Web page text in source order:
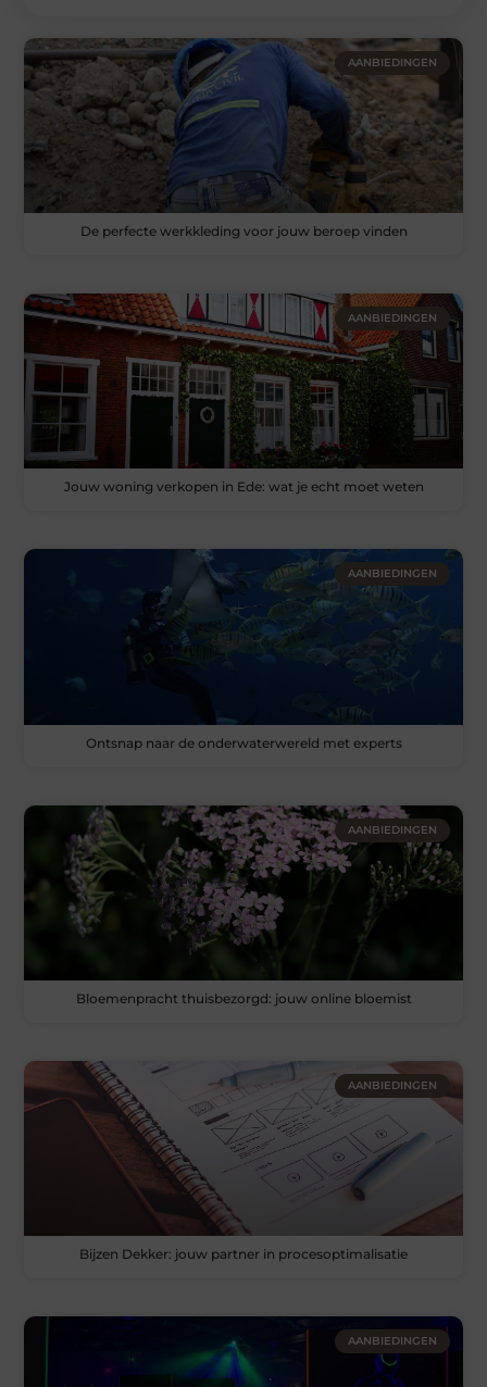
AANBIEDINGEN
De perfecte werkkleding voor jouw beroep vinden
AANBIEDINGEN
Jouw woning verkopen in Ede: wat je echt moet weten
AANBIEDINGEN
Ontsnap naar de onderwaterwereld met experts
AANBIEDINGEN
Bloemenpracht thuisbezorgd: jouw online bloemist
AANBIEDINGEN
Bijzen Dekker: jouw partner in procesoptimalisatie
AANBIEDINGEN